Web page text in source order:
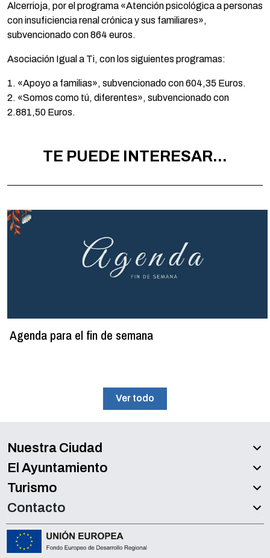
Alcerrioja, por el programa «Atención psicológica a personas
con insuficiencia renal crónica y sus familiares»,
subvencionado con 864 euros.
Asociación Igual a Ti, con los siguientes programas:
1. «Apoyo a familias», subvencionado con 604,35 Euros.
2. «Somos como tú, diferentes», subvencionado con
2.881,50 Euros.
TE PUEDE INTERESAR...
Agenda para el fin de semana
Ver todo
Nuestra Ciudad
El Ayuntamiento
Turismo
Contacto